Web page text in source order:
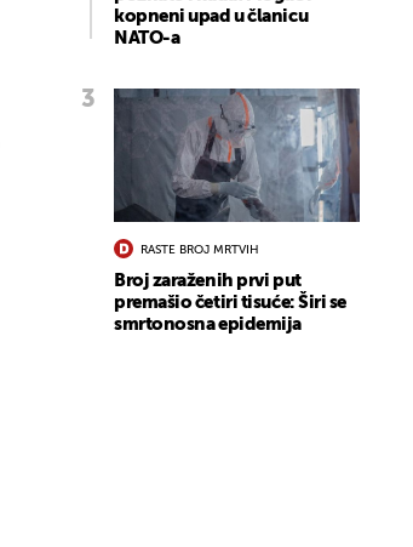
kopneni upad u članicu
NATO-a
RASTE BROJ MRTVIH
Broj zaraženih prvi put
premašio četiri tisuće: Širi se
smrtonosna epidemija